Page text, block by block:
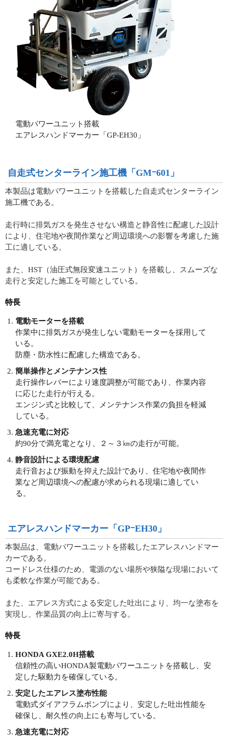
電動パワーユニット搭載
エアレスハンドマーカー「GP-EH30」
自走式センターライン施工機「GMｰ601」
本製品は電動パワーユニットを搭載した自走式センターライン
施工機である。
走行時に排気ガスを発生させない構造と静音性に配慮した設計
により、住宅地や夜間作業など周辺環境への影響を考慮した施
工に適している。
また、HST（油圧式無段変速ユニット）を搭載し、スムーズな
走行と安定した施工を可能としている。
特長
電動モーターを搭載
作業中に排気ガスが発生しない電動モーターを採用して
いる。
防塵・防水性に配慮した構造である。
簡単操作とメンテナンス性
走行操作レバーにより速度調整が可能であり、作業内容
に応じた走行が行える。
エンジン式と比較して、メンテナンス作業の負担を軽減
している。
急速充電に対応
約90分で満充電となり、２～３㎞の走行が可能。
静音設計による環境配慮
走行音および振動を抑えた設計であり、住宅地や夜間作
業など周辺環境への配慮が求められる現場に適してい
る。
エアレスハンドマーカー「GPｰEH30」
本製品は、電動パワーユニットを搭載したエアレスハンドマー
カーである。
コードレス仕様のため、電源のない場所や狭隘な現場において
も柔軟な作業が可能である。
また、エアレス方式による安定した吐出により、均一な塗布を
実現し、作業品質の向上に寄与する。
特長
HONDA GXE2.0H搭載
信頼性の高いHONDA製電動パワーユニットを搭載し、安
定した駆動力を確保している。
安定したエアレス塗布性能
電動式ダイアフラムポンプにより、安定した吐出性能を
確保し、耐久性の向上にも寄与している。
急速充電に対応